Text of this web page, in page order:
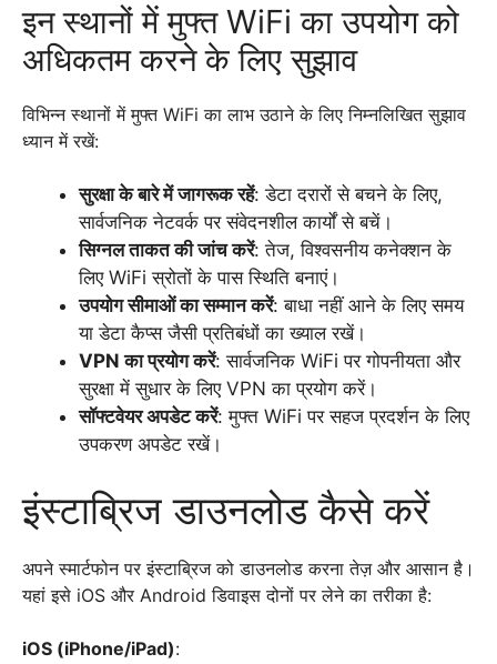
इन स्थानों में मुफ्त WiFi का उपयोग को
अधिकतम करने के लिए सुझाव
विभिन्न स्थानों में मुफ्त WiFi का लाभ उठाने के लिए निम्नलिखित सुझाव
ध्यान में रखें:
सुरक्षा के बारे में जागरूक रहें: डेटा दरारों से बचने के लिए,
सार्वजनिक नेटवर्क पर संवेदनशील कार्यों से बचें।
सिग्नल ताकत की जांच करें: तेज, विश्वसनीय कनेक्शन के
लिए WiFi स्रोतों के पास स्थिति बनाएं।
उपयोग सीमाओं का सम्मान करें: बाधा नहीं आने के लिए समय
या डेटा कैप्स जैसी प्रतिबंधों का ख्याल रखें।
VPN का प्रयोग करें: सार्वजनिक WiFi पर गोपनीयता और
सुरक्षा में सुधार के लिए VPN का प्रयोग करें।
सॉफ्टवेयर अपडेट करें: मुफ्त WiFi पर सहज प्रदर्शन के लिए
उपकरण अपडेट रखें।
इंस्टाब्रिज डाउनलोड कैसे करें
अपने स्मार्टफोन पर इंस्टाब्रिज को डाउनलोड करना तेज़ और आसान है।
यहां इसे iOS और Android डिवाइस दोनों पर लेने का तरीका है:
iOS (iPhone/iPad):